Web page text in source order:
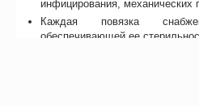
инфицирования, механических
Каждая повязка
обеспечивающей ее